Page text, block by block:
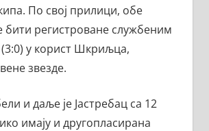
По свој прилици, обе
бити регистроване службеним
у корист Шкриљца,
звезде.
и даље је Јастребац са 12
имају и другопласирана